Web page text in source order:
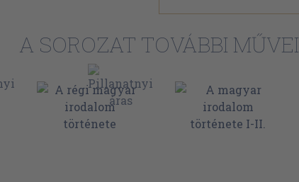
Hellebrant Árpádtól 151
III. Polemikusok.
Hegedűs Istvántól 175
179
187
A SOROZAT TOVÁBBI MŰVEI